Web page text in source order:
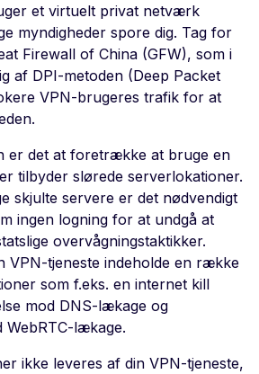
et virtuelt privat netværk
myndigheder spore dig. Tag for
Firewall of China (GFW), som i
af DPI-metoden (Deep Packet
VPN-brugeres trafik for at
er det at foretrække at bruge en
tilbyder slørede serverlokationer.
skjulte servere er det nødvendigt
ingen logning for at undgå at
overvågningstaktikker.
VPN-tjeneste indeholde en række
som f.eks. en internet kill
mod DNS-lækage og
WebRTC-lækage.
ikke leveres af din VPN-tjeneste,